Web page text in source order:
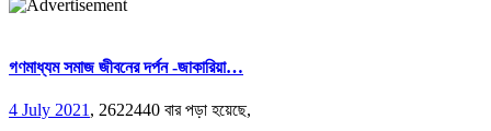
গণমাধ্যম সমাজ জীবনের দর্পন -জাকারিয়া…
4 July 2021 , 2622440 বার পড়া হয়েছে,